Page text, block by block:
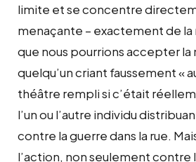
limite et se concentre
menaçante – exactement de
que nous pourrions accepter la
quelqu’un criant faussement «
théâtre rempli si c’était
l’un ou l’autre individu
contre la guerre dans la rue.
l’action, non seulement contre